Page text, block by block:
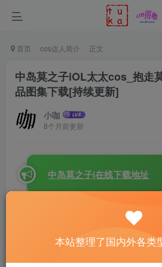
首页 cos达人简介 正文
中岛莫之子iOL太太cos_抱走
品图集下载[持续更新]
小咖
8个月前更新
中岛莫之子i在线下载地址
抱走莫子aa）出生
爱的动漫博主。在微博上，抱走莫子
本站整理了国内外各类